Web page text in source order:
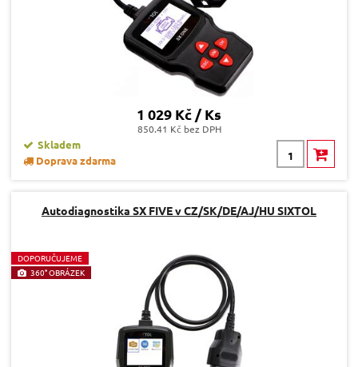
1 029 Kč / Ks
850.41 Kč bez DPH
Skladem
Doprava zdarma
Autodiagnostika SX FIVE v CZ/SK/DE/AJ/HU SIXTOL
DOPORUČUJEME
360° OBRÁZEK